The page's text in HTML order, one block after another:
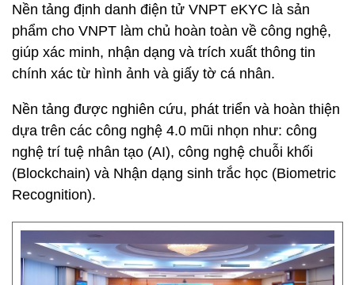
Nền tảng định danh điện tử VNPT eKYC là sản
phẩm cho VNPT làm chủ hoàn toàn về công nghệ,
giúp xác minh, nhận dạng và trích xuất thông tin
chính xác từ hình ảnh và giấy tờ cá nhân.
Nền tảng được nghiên cứu, phát triển và hoàn thiện
dựa trên các công nghệ 4.0 mũi nhọn như: công
nghệ trí tuệ nhân tạo (AI), công nghệ chuỗi khối
(Blockchain) và Nhận dạng sinh trắc học (Biometric
Recognition).